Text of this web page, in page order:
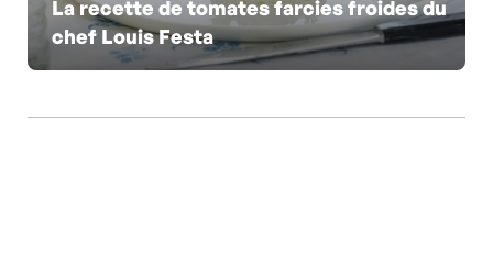
La recette de tomates farcies froides du
chef Louis Festa